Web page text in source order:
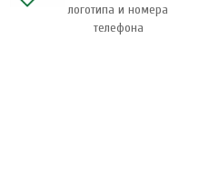
логотипа и номера
телефона